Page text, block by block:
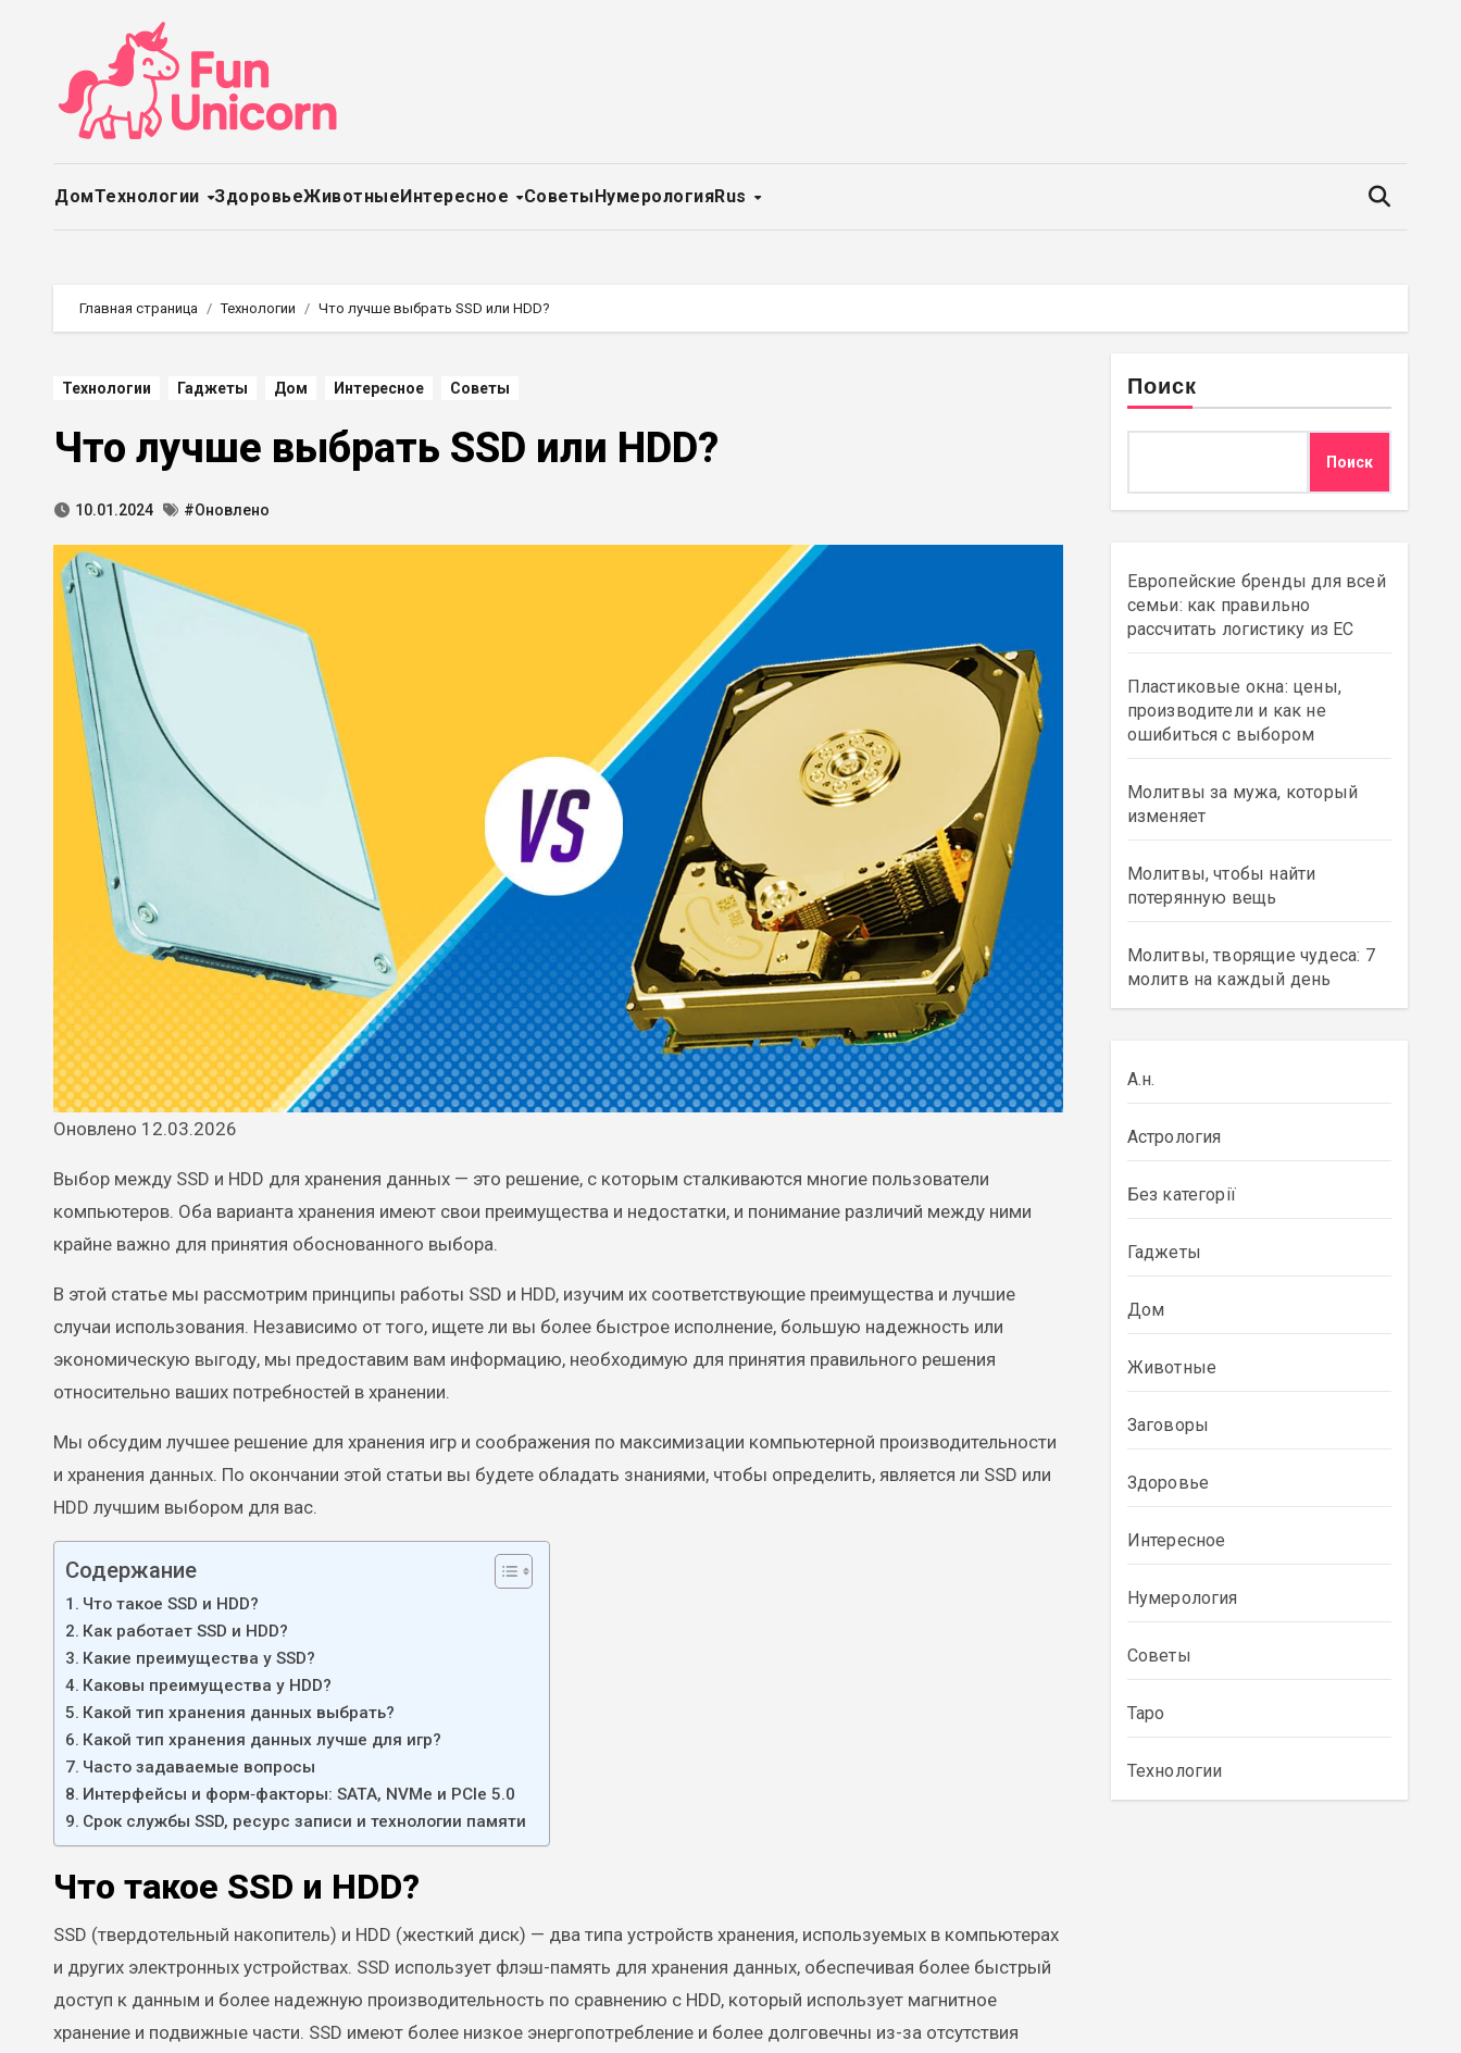
содержимому
ДомТехнологии ЗдоровьеЖивотныеИнтересное СоветыНумерологияRus
Главная страница Технологии Что лучше выбрать SSD или HDD?
Технологии Гаджеты Дом Интересное Советы
Что лучше выбрать SSD или HDD?
10.01.2024 #Оновлено
Оновлено 12.03.2026
Выбор между SSD и HDD для хранения данных — это решение, с которым сталкиваются многие пользователи
компьютеров. Оба варианта хранения имеют свои преимущества и недостатки, и понимание различий между ними
крайне важно для принятия обоснованного выбора.
В этой статье мы рассмотрим принципы работы SSD и HDD, изучим их соответствующие преимущества и лучшие
случаи использования. Независимо от того, ищете ли вы более быстрое исполнение, большую надежность или
экономическую выгоду, мы предоставим вам информацию, необходимую для принятия правильного решения
относительно ваших потребностей в хранении.
Мы обсудим лучшее решение для хранения игр и соображения по максимизации компьютерной производительности
и хранения данных. По окончании этой статьи вы будете обладать знаниями, чтобы определить, является ли SSD или
HDD лучшим выбором для вас.
Содержание
Что такое SSD и HDD?
Как работает SSD и HDD?
Какие преимущества у SSD?
Каковы преимущества у HDD?
Какой тип хранения данных выбрать?
Какой тип хранения данных лучше для игр?
Часто задаваемые вопросы
Интерфейсы и форм‑факторы: SATA, NVMe и PCIe 5.0
Срок службы SSD, ресурс записи и технологии памяти
Что такое SSD и HDD?
SSD (твердотельный накопитель) и HDD (жесткий диск) — два типа устройств хранения, используемых в компьютерах
и других электронных устройствах. SSD использует флэш-память для хранения данных, обеспечивая более быстрый
доступ к данным и более надежную производительность по сравнению с HDD, который использует магнитное
хранение и подвижные части. SSD имеют более низкое энергопотребление и более долговечны из-за отсутствия
Поиск
Поиск
Европейские бренды для всей
семьи: как правильно
рассчитать логистику из ЕС
Пластиковые окна: цены,
производители и как не
ошибиться с выбором
Молитвы за мужа, который
изменяет
Молитвы, чтобы найти
потерянную вещь
Молитвы, творящие чудеса: 7
молитв на каждый день
А.н.
Астрология
Без категорії
Гаджеты
Дом
Животные
Заговоры
Здоровье
Интересное
Нумерология
Советы
Таро
Технологии